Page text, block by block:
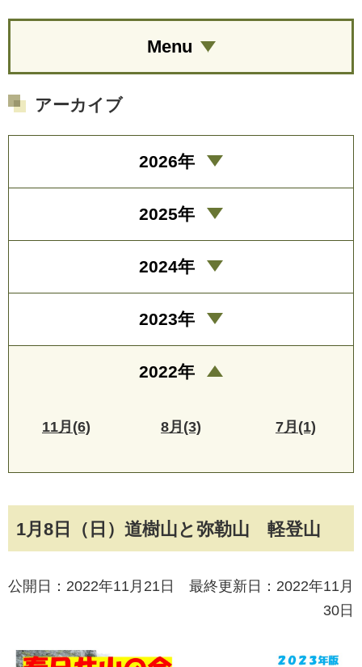
1月8日（日）道樹山と弥勒山 軽登山
公開日：2022年11月21日 最終更新日：2022年11月
30日
Menu
アーカイブ
2026年
2025年
2024年
2023年
2022年
11月(6) 8月(3) 7月(1)